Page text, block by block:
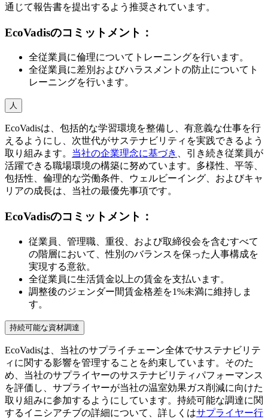
通じて報告書を提出するよう推奨されています。
EcoVadisのコミットメント：
全従業員に倫理についてトレーニングを行います。
全従業員に差別およびハラスメントの防止についてト
レーニングを行います。
人
EcoVadisは、包括的な学習環境を整備し、有意義な仕事を行
えるようにし、次世代がサステナビリティを実践できるよう
取り組みます。 当社の企業理念に基づき
、引き続き従業員が
活躍できる職場環境の構築に努めています。多様性、平等、
包括性、倫理的な労働条件、ウェルビーイング、およびキャ
リアの成長は、当社の最優先事項です。
EcoVadisのコミットメント：
従業員、管理職、重役、および取締役会を含むすべて
の階層において、性別のバランスを保った人事構成を
実現する意欲。
全従業員に生活賃金以上の賃金を支払います。
調整後のジェンダー間賃金格差を1%未満に維持しま
す。
持続可能な資材調達
EcoVadisは、当社のサプライチェーン全体でサステナビリテ
ィに関する影響を管理することを約束しています。そのた
め、当社のサプライヤーのサステナビリティパフォーマンス
を評価し、サプライヤーが当社の温室効果ガス削減に向けた
取り組みに参加するようにしています。持続可能な調達に関
するイニシアチブの詳細について、詳しくはサプライヤー行